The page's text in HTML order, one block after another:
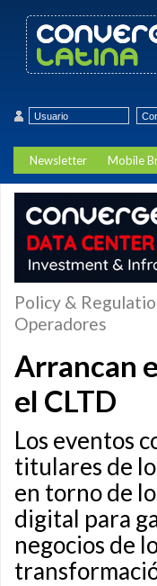
Newsletter Mobile
Policy &
Operadores
Arrancan
el CLTD
Los eventos
titulares de
en torno de
digital para
negocios de